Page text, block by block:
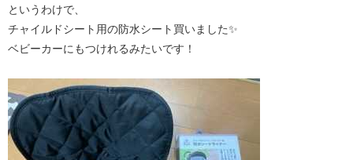
というわけで、
チャイルドシート用の防水シート買いました✨
ベビーカーにもつけれるみたいです！